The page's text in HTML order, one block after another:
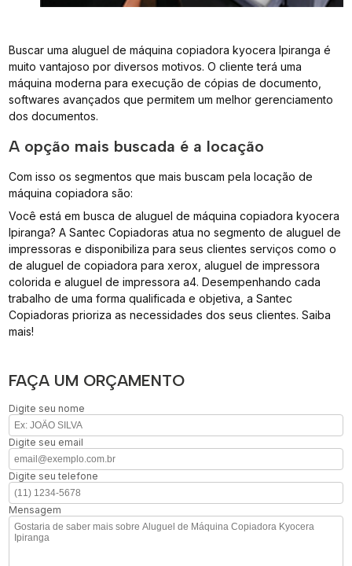
Buscar uma aluguel de máquina copiadora kyocera Ipiranga é
muito vantajoso por diversos motivos. O cliente terá uma
máquina moderna para execução de cópias de documento,
softwares avançados que permitem um melhor gerenciamento
dos documentos.
A opção mais buscada é a locação
Com isso os segmentos que mais buscam pela locação de
máquina copiadora são:
Você está em busca de aluguel de máquina copiadora kyocera
Ipiranga? A Santec Copiadoras atua no segmento de aluguel de
impressoras e disponibiliza para seus clientes serviços como o
de aluguel de copiadora para xerox, aluguel de impressora
colorida e aluguel de impressora a4. Desempenhando cada
trabalho de uma forma qualificada e objetiva, a Santec
Copiadoras prioriza as necessidades dos seus clientes. Saiba
mais!
FAÇA UM ORÇAMENTO
Digite seu nome
Digite seu email
Digite seu telefone
Mensagem